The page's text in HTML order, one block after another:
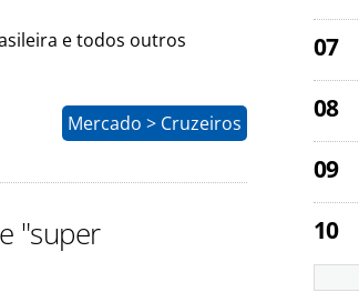
e todos outros
Mercado > Cruzeiros
"super